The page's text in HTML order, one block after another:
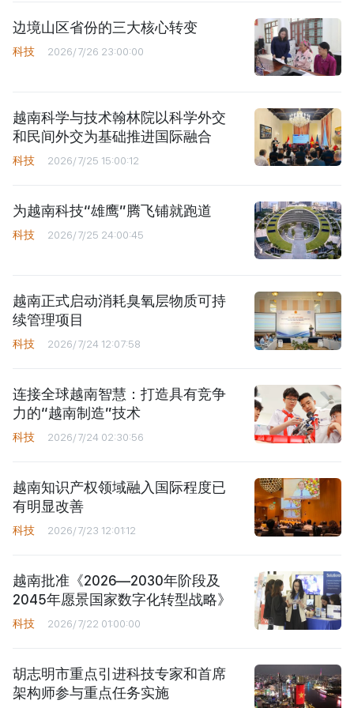
边境山区省份的三大核心转变
科技 2026/7/26 23:00:00
越南科学与技术翰林院以科学外交
和民间外交为基础推进国际融合
科技 2026/7/25 15:00:12
为越南科技“雄鹰”腾飞铺就跑道
科技 2026/7/25 24:00:45
越南正式启动消耗臭氧层物质可持
续管理项目
科技 2026/7/24 12:07:58
连接全球越南智慧：打造具有竞争
力的“越南制造”技术
科技 2026/7/24 02:30:56
越南知识产权领域融入国际程度已
有明显改善
科技 2026/7/23 12:01:12
越南批准《2026—2030年阶段及
2045年愿景国家数字化转型战略》
科技 2026/7/22 01:00:00
胡志明市重点引进科技专家和首席
架构师参与重点任务实施